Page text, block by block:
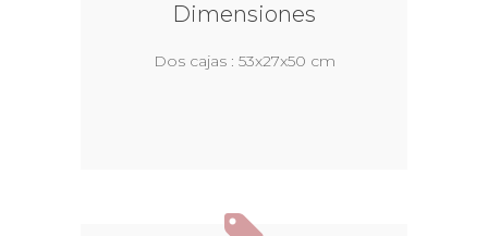
Dimensiones
Dos cajas : 53x27x50 cm